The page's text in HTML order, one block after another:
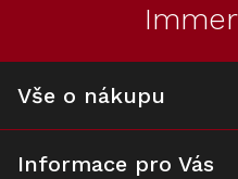
Vše o nákupu
Informace pro Vás